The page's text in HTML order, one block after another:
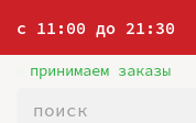
с 11:00 до 21:30
принимаем заказы